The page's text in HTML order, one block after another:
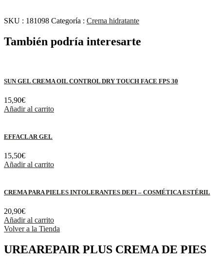
SKU : 181098 Categoría : Crema hidratante
También podría interesarte
SUN GEL CREMA OIL CONTROL DRY TOUCH FACE FPS 30
15,90€
Añadir al carrito
EFFACLAR GEL
15,50€
Añadir al carrito
CREMA PARA PIELES INTOLERANTES DEFI – COSMÉTICA ESTÉRIL
20,90€
Añadir al carrito
Volver a la Tienda
UREAREPAIR PLUS CREMA DE PIES